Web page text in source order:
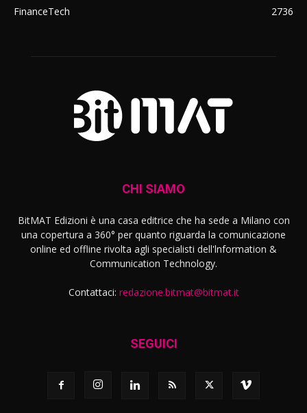
FinanceTech
2736
CHI SIAMO
BitMAT Edizioni è una casa editrice che ha sede a Milano con
una copertura a 360° per quanto riguarda la comunicazione
online ed offline rivolta agli specialisti dell'lnformation &
Communication Technology.
Contattaci: redazione.bitmat@bitmat.it
SEGUICI